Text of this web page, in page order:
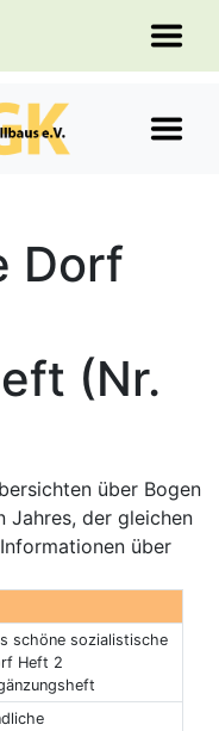
Dorf
(Nr.
über Bogen
Jahres, der gleichen
über
schöne sozialistische
Heft 2